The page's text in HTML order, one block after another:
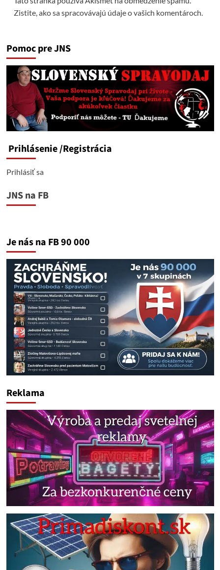
Zistite, ako sa spracovávajú údaje o vašich komentároch.
Pomoc pre JNS
Prihlásenie/Registrácia
Prihlásiť sa
JNS na FB
Je nás na FB 90 000
Reklama